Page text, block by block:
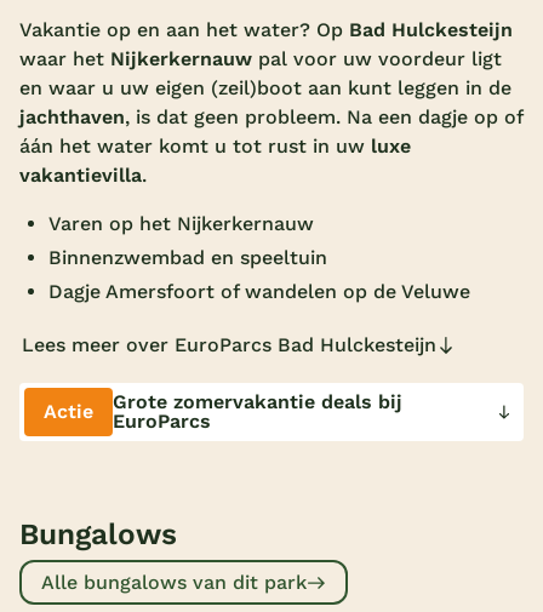
Vakantieparken
Subtropisch zwembad
Overdekt zwembad
Indoor speeltuin
Alle populaire faciliteiten
Bestemmingen
Limburg
Vakantie op en aan het water? Op Bad Hulckesteijn
waar het Nijkerkernauw pal voor uw voordeur ligt
en waar u uw eigen (zeil)boot aan kunt leggen in de
jachthaven, is dat geen probleem. Na een dagje op of
áán het water komt u tot rust in uw luxe
vakantievilla.
Varen op het Nijkerkernauw
Binnenzwembad en speeltuin
Dagje Amersfoort of wandelen op de Veluwe
Lees meer over EuroParcs Bad Hulckesteijn
Actie
Grote zomervakantie deals bij
EuroParcs
Bungalows
Alle bungalows van dit park